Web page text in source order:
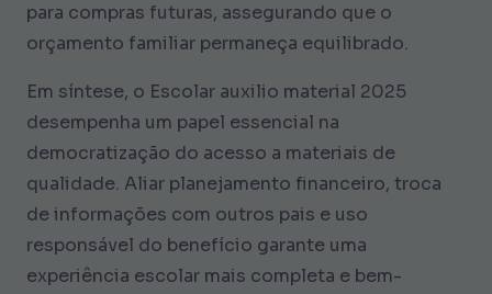
para compras futuras, assegurando que o
orçamento familiar permaneça equilibrado.
Em síntese, o Escolar auxilio material 2025
desempenha um papel essencial na
democratização do acesso a materiais de
qualidade. Aliar planejamento financeiro, troca
de informações com outros pais e uso
responsável do benefício garante uma
experiência escolar mais completa e bem-